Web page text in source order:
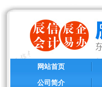
网站首页
公司简介